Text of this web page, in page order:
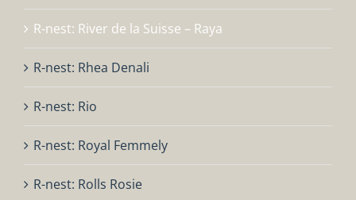
R-nest: River de la Suisse – Raya
R-nest: Rhea Denali
R-nest: Rio
R-nest: Royal Femmely
R-nest: Rolls Rosie